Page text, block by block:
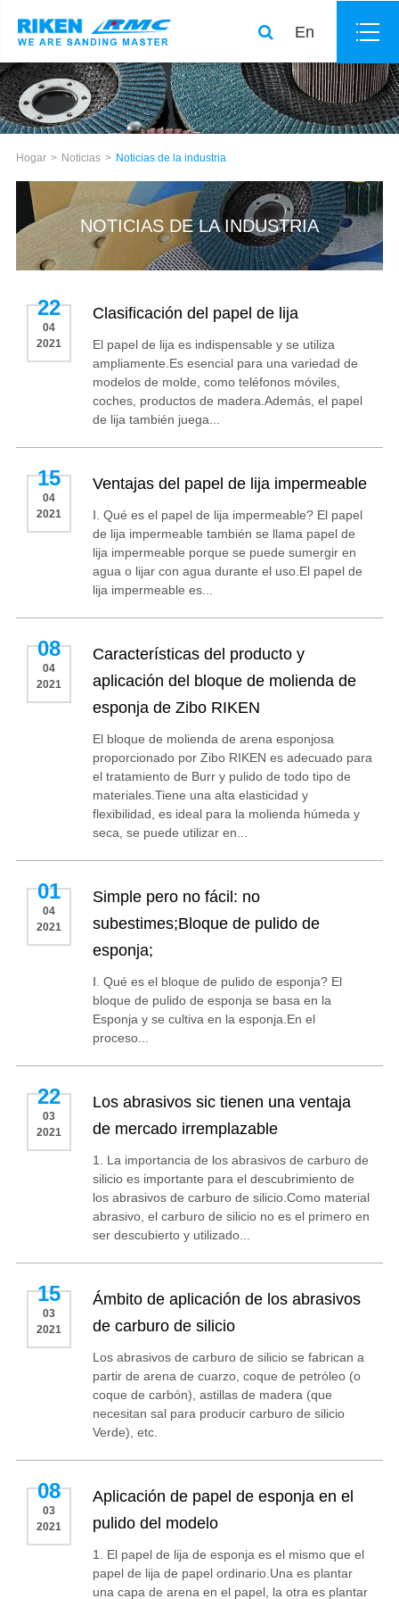
En
Hogar Noticias Noticias de la industria
NOTICIAS DE LA INDUSTRIA
22
04
2021
Clasificación del papel de lija
El papel de lija es indispensable y se utiliza
ampliamente.Es esencial para una variedad de
modelos de molde, como teléfonos móviles,
coches, productos de madera.Además, el papel
de lija también juega...
15
04
2021
Ventajas del papel de lija impermeable
Ⅰ. Qué es el papel de lija impermeable? El papel
de lija impermeable también se llama papel de
lija impermeable porque se puede sumergir en
agua o lijar con agua durante el uso.El papel de
lija impermeable es...
08
04
2021
Características del producto y
aplicación del bloque de molienda de
esponja de Zibo RIKEN
El bloque de molienda de arena esponjosa
proporcionado por Zibo RIKEN es adecuado para
el tratamiento de Burr y pulido de todo tipo de
materiales.Tiene una alta elasticidad y
flexibilidad, es ideal para la molienda húmeda y
seca, se puede utilizar en...
01
04
2021
Simple pero no fácil: no
subestimes;Bloque de pulido de
esponja;
Ⅰ. Qué es el bloque de pulido de esponja? El
bloque de pulido de esponja se basa en la
Esponja y se cultiva en la esponja.En el
proceso...
22
03
2021
Los abrasivos sic tienen una ventaja
de mercado irremplazable
1. La importancia de los abrasivos de carburo de
silicio es importante para el descubrimiento de
los abrasivos de carburo de silicio.Como material
abrasivo, el carburo de silicio no es el primero en
ser descubierto y utilizado...
15
03
2021
Ámbito de aplicación de los abrasivos
de carburo de silicio
Los abrasivos de carburo de silicio se fabrican a
partir de arena de cuarzo, coque de petróleo (o
coque de carbón), astillas de madera (que
necesitan sal para producir carburo de silicio
Verde), etc.
08
03
2021
Aplicación de papel de esponja en el
pulido del modelo
1. El papel de lija de esponja es el mismo que el
papel de lija de papel ordinario.Una es plantar
una capa de arena en el papel, la otra es plantar